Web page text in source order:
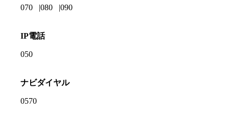
070 080 090
IP電話
050
ナビダイヤル
0570